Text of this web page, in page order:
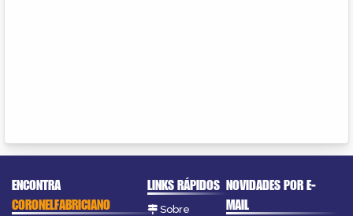
ENCONTRA
CORONELFABRICIANO
LINKS RÁPIDOS
Sobre
NOVIDADES POR E-
MAIL